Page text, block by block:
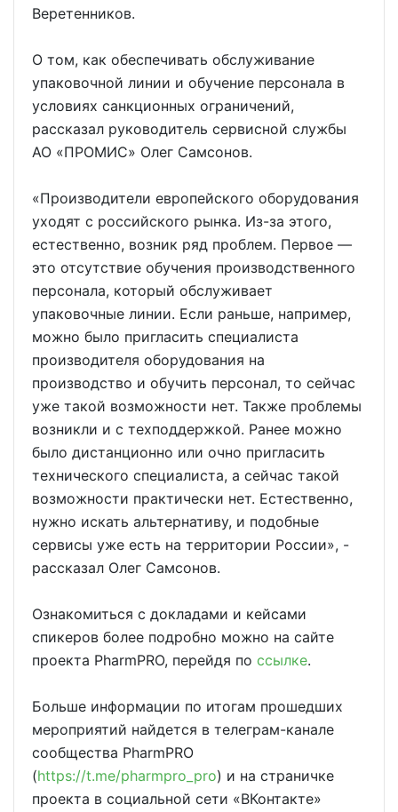
Веретенников.
О том, как обеспечивать обслуживание
упаковочной линии и обучение персонала в
условиях санкционных ограничений,
рассказал руководитель сервисной службы
АО «ПРОМИС» Олег Самсонов.
«Производители европейского оборудования
уходят с российского рынка. Из-за этого,
естественно, возник ряд проблем. Первое —
это отсутствие обучения производственного
персонала, который обслуживает
упаковочные линии. Если раньше, например,
можно было пригласить специалиста
производителя оборудования на
производство и обучить персонал, то сейчас
уже такой возможности нет. Также проблемы
возникли и с техподдержкой. Ранее можно
было дистанционно или очно пригласить
технического специалиста, а сейчас такой
возможности практически нет. Естественно,
нужно искать альтернативу, и подобные
сервисы уже есть на территории России», -
рассказал Олег Самсонов.
Ознакомиться с докладами и кейсами
спикеров более подробно можно на сайте
проекта PharmPRO, перейдя по ссылке.
Больше информации по итогам прошедших
мероприятий найдется в телеграм-канале
сообщества PharmPRO
(https://t.me/pharmpro_pro) и на страничке
проекта в социальной сети «ВКонтакте»